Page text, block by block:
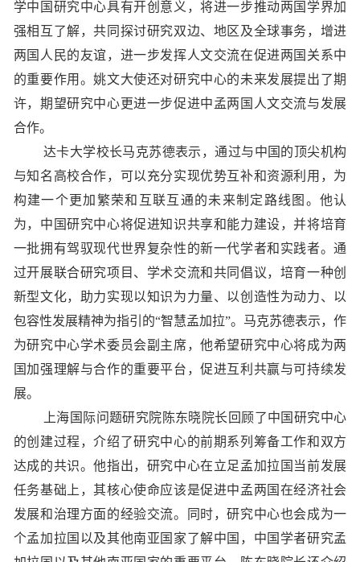
学中国研究中心具有开创意义，将进一步推动两国学界加
强相互了解，共同探讨研究双边、地区及全球事务，增进
两国人民的友谊，进一步发挥人文交流在促进两国关系中
的重要作用。姚文大使还对研究中心的未来发展提出了期
许，期望研究中心更进一步促进中孟两国人文交流与发展
合作。
达卡大学校长马克苏德表示，通过与中国的顶尖机构
与知名高校合作，可以充分实现优势互补和资源利用，为
构建一个更加繁荣和互联互通的未来制定路线图。他认
为，中国研究中心将促进知识共享和能力建设，并将培育
一批拥有驾驭现代世界复杂性的新一代学者和实践者。通
过开展联合研究项目、学术交流和共同倡议，培育一种创
新型文化，助力实现以知识为力量、以创造性为动力、以
包容性发展精神为指引的“智慧孟加拉”。马克苏德表示，作
为研究中心学术委员会副主席，他希望研究中心将成为两
国加强理解与合作的重要平台，促进互利共赢与可持续发
展。
上海国际问题研究院陈东晓院长回顾了中国研究中心
的创建过程，介绍了研究中心的前期系列筹备工作和双方
达成的共识。他指出，研究中心在立足孟加拉国当前发展
任务基础上，其核心使命应该是促进中孟两国在经济社会
发展和治理方面的经验交流。同时，研究中心也会成为一
个孟加拉国以及其他南亚国家了解中国，中国学者研究孟